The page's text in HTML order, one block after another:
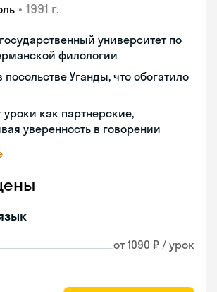
• 1991 г.
университет по
филологии
посольстве Уганды, что обогатило
уроки как партнерские,
уверенность в говорении
от 1090 ₽ / урок